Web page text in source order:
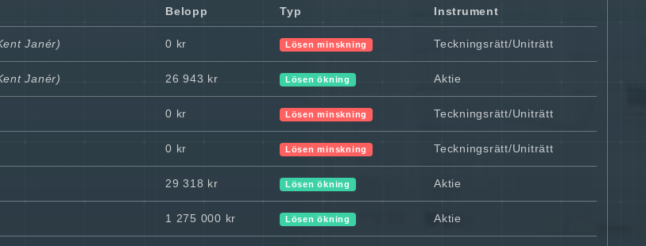
Belopp Typ Instrument
Janér) 0 kr Lösen minskning Teckningsrätt/Uniträtt
Janér) 26 943 kr Lösen ökning Aktie
0 kr Lösen minskning Teckningsrätt/Uniträtt
0 kr Lösen minskning Teckningsrätt/Uniträtt
29 318 kr Lösen ökning Aktie
1 275 000 kr Lösen ökning Aktie